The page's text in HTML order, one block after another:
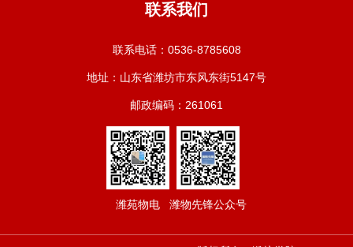
联系我们
联系电话：0536-8785608
地址：山东省潍坊市东风东街5147号
邮政编码：261061
潍苑物电 潍物先锋公众号